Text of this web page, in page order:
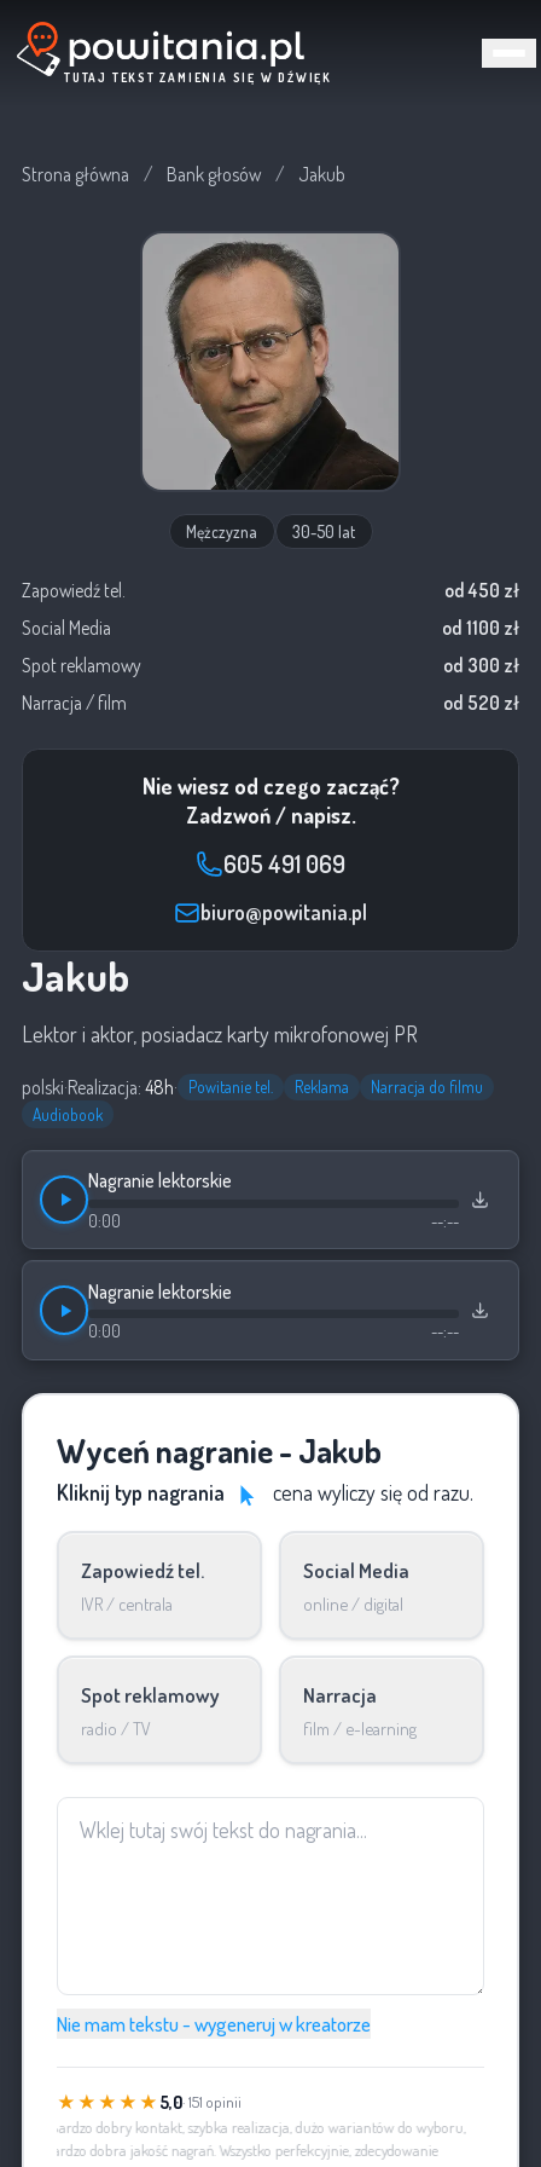
TUTAJ TEKST ZAMIENIA SIĘ W DŹWIĘK
Strona główna / Bank głosów / Jakub
Mężczyzna 30-50 lat
Zapowiedź tel.
od 450 zł
Social Media
od 1100 zł
Spot reklamowy
od 300 zł
Narracja / film
od 520 zł
Nie wiesz od czego zacząć?
Zadzwoń / napisz.
605 491 069
biuro@powitania.pl
Jakub
Lektor i aktor, posiadacz karty mikrofonowej PR
polski·Realizacja: 48h· Powitanie tel. Reklama
Narracja do filmu
Audiobook
Nagranie lektorskie
0:00 --:--
Nagranie lektorskie
0:00 --:--
Wyceń nagranie - Jakub
Kliknij typ nagrania cena wyliczy się od razu.
Zapowiedź tel.
IVR / centrala
Social Media
online / digital
Spot reklamowy
radio / TV
Narracja
film / e-learning
Nie mam tekstu - wygeneruj w kreatorze
★★★★★ 5,0· 151 opinii
„Bardzo dobry kontakt, szybka realizacja, dużo wariantów do wyboru,
bardzo dobra jakość nagrań. Wszystko perfekcyjnie, zdecydowanie